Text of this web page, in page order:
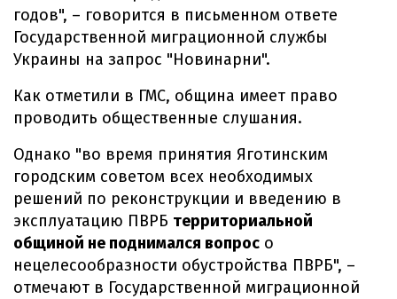
годов", – говорится в письменном ответе
Государственной миграционной службы
Украины на запрос "Новинарни".
Как отметили в ГМС, община имеет право
проводить общественные слушания.
Однако "во время принятия Яготинским
городским советом всех необходимых
решений по реконструкции и введению в
эксплуатацию ПВРБ территориальной
общиной не поднимался вопрос о
нецелесообразности обустройства ПВРБ", –
отмечают в Государственной миграционной